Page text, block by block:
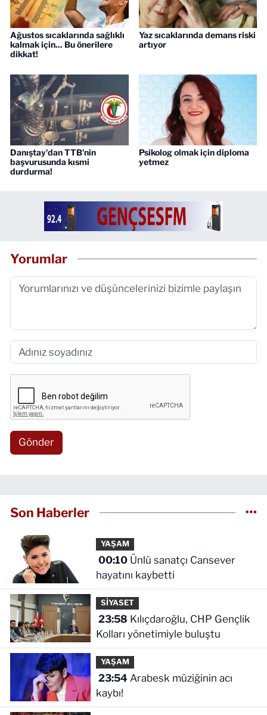
Ağustos sıcaklarında sağlıklı
kalmak için... Bu önerilere
dikkat!
Yaz sıcaklarında demans riski
artıyor
Danıştay'dan TTB'nin
başvurusunda kısmi
durdurma!
Psikolog olmak için diploma
yetmez
Yorumlar
Gönder
Son Haberler
YAŞAM
00:10Ünlü sanatçı Cansever
hayatını kaybetti
SİYASET
23:58
Kolları yönetimiyle buluştu
YAŞAM
23:54Arabesk müziğinin acı
kaybı!